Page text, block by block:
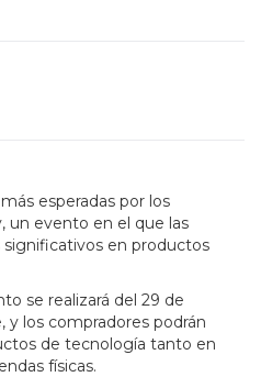
esperadas por los
un evento en el que las
en productos
se realizará del 29 de
y los compradores podrán
de tecnología tanto en
físicas.